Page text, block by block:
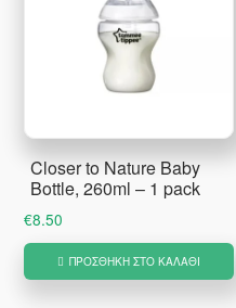
Closer to Nature Baby
Bottle, 260ml – 1 pack
€8.50
ΠΡΟΣΘΉΚΗ ΣΤΟ ΚΑΛΆΘΙ